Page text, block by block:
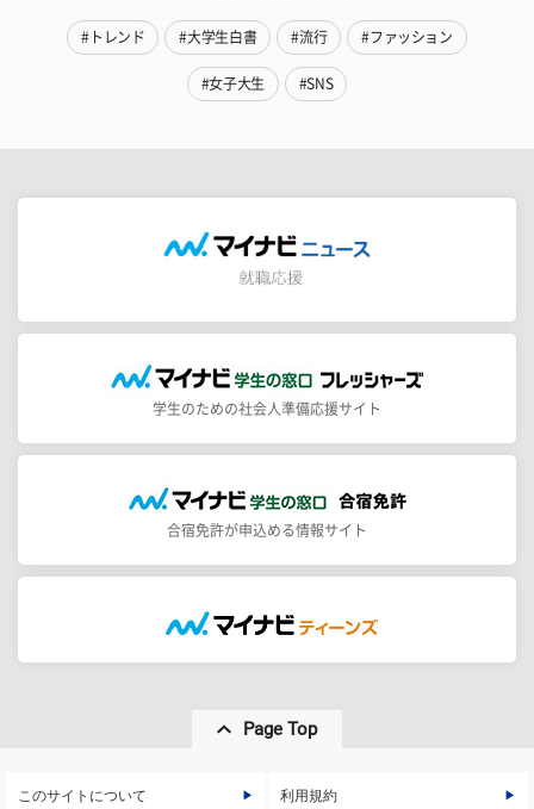
#トレンド #大学生白書 #流行 #ファッション
#女子大生 #SNS
学生のための社会人準備応援サイト
合宿免許が申込める情報サイト
Page Top
このサイトについて 利用規約